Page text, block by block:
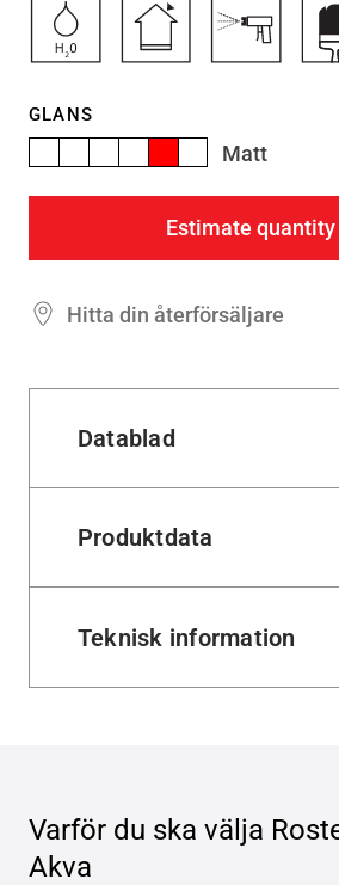
GLANS
Matt
Estimate quantity
Hitta din återförsäljare
Datablad
Produktdata
Teknisk information
Varför du ska välja
Akva